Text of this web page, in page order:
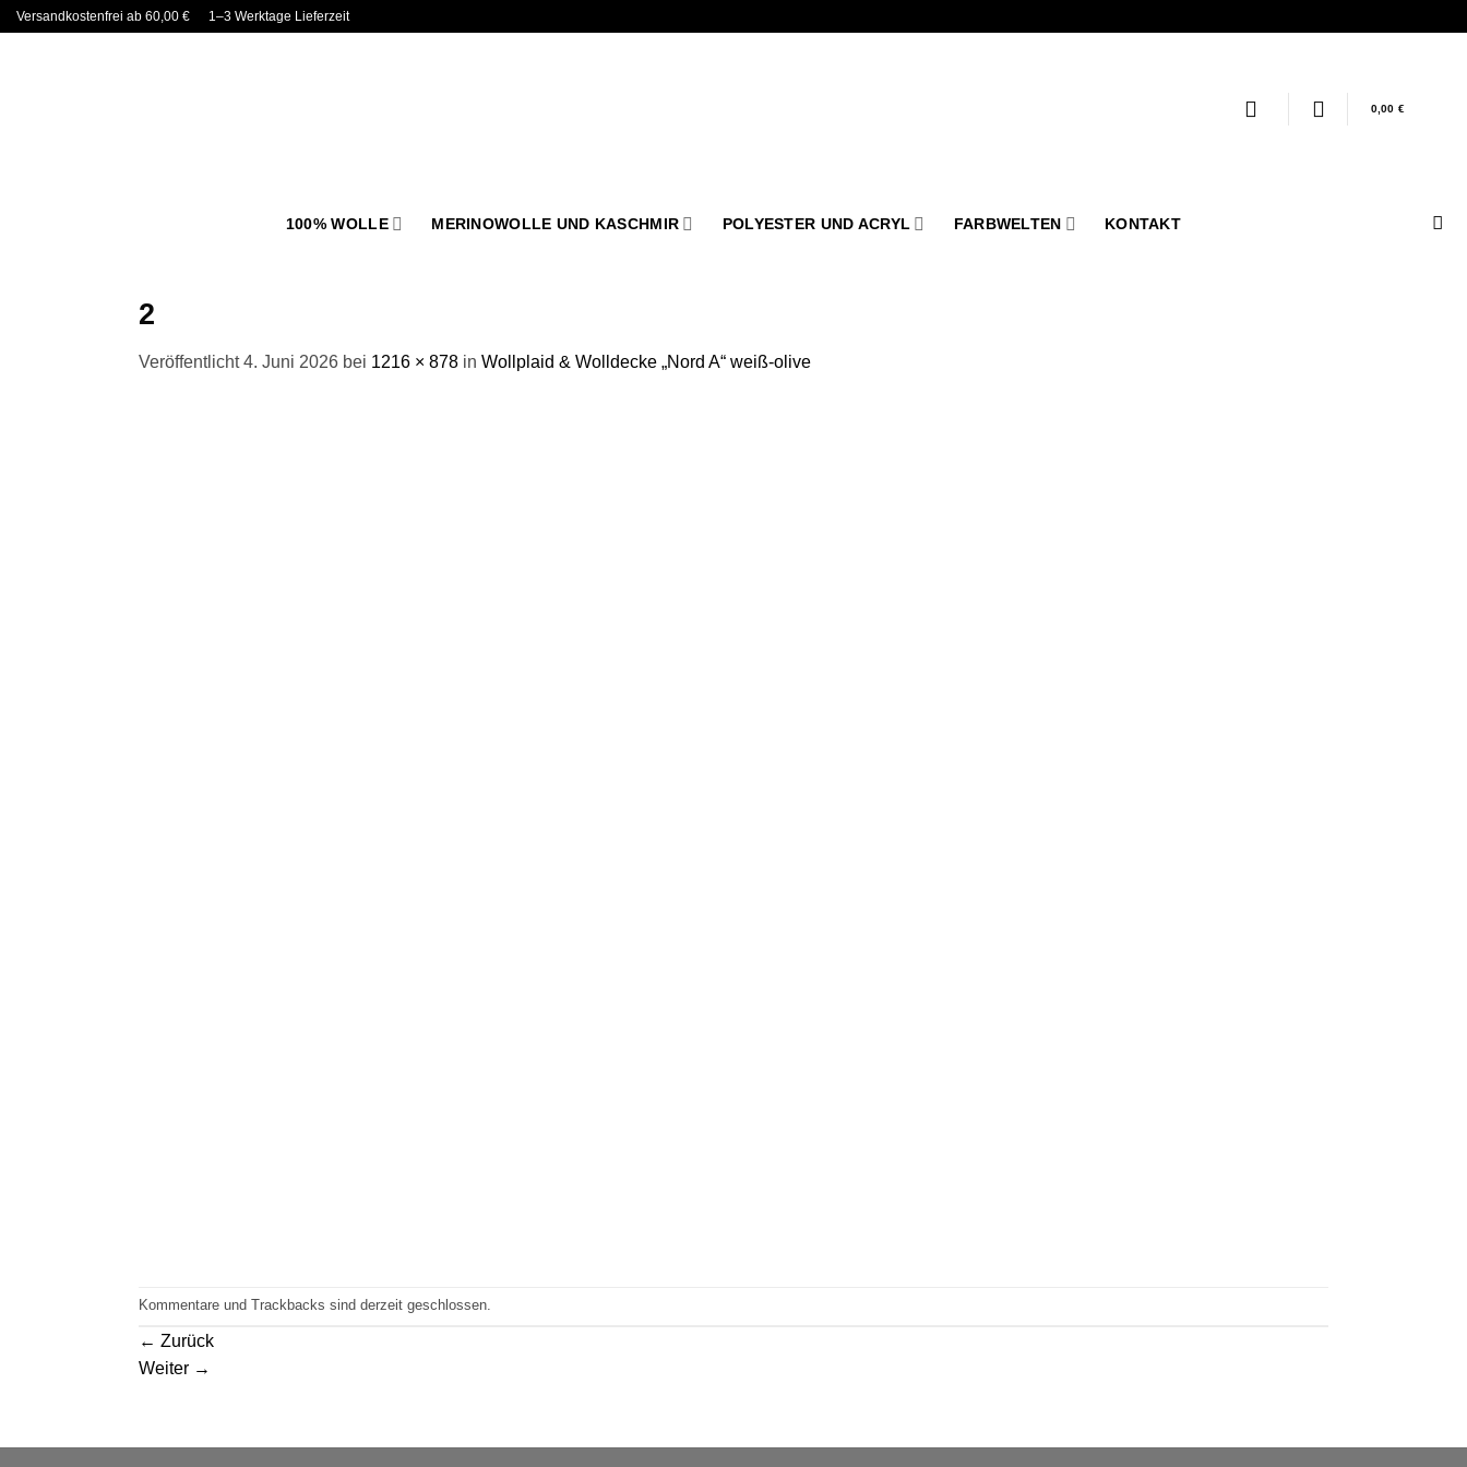
ZumVersandkostenfrei ab 60,00 € 1–3 Werktage Lieferzeit
0,00 €
100% WOLLE MERINOWOLLE UND KASCHMIR POLYESTER UND ACRYL FARBWELTEN KONTAKT
2
Veröffentlicht4. Juni 2026 bei 1216 × 878 in Wollplaid & Wolldecke „Nord A“ weiß-olive
Kommentare und Trackbacks sind derzeit geschlossen.
← Zurück
Weiter →